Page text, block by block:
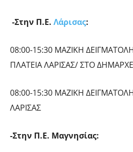
-Στην Π.Ε. Λάρισας:
08:00-15:30 ΜΑΖΙΚΗ
ΠΛΑΤΕΙΑ ΛΑΡΙΣΑΣ/ ΣΤΟ
08:00-15:30 ΜΑΖΙΚΗ
ΛΑΡΙΣΑΣ
-Στην Π.Ε. Μαγνησίας: